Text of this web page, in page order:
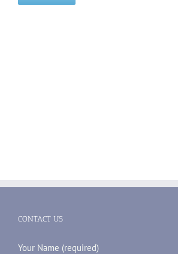
CONTACT US
Your Name (required)